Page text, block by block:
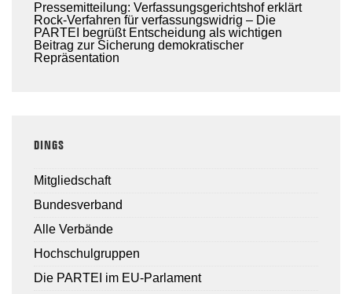
Pressemitteilung: Verfassungsgerichtshof erklärt
Rock-Verfahren für verfassungswidrig – Die
PARTEI begrüßt Entscheidung als wichtigen
Beitrag zur Sicherung demokratischer
Repräsentation
DINGS
Mitgliedschaft
Bundesverband
Alle Verbände
Hochschulgruppen
Die PARTEI im EU-Parlament